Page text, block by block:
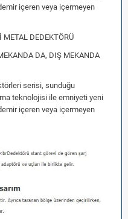
içeren veya içermeyen
METAL DEDEKTÖRÜ
DA, DIŞ MEKANDA
serisi, sunduğu
teknolojisi ile emniyeti yeni
içeren veya içermeyen